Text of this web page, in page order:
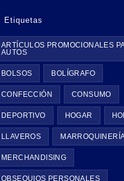
Etiquetas
ARTÍCULOS PROMOCIONALES
AUTOS
BOLSOS BOLÍGRAFO
CONFECCIÓN CONSUMO
DEPORTIVO HOGAR
LLAVEROS
MERCHANDISING
OBSEQUIOS PERSONALES